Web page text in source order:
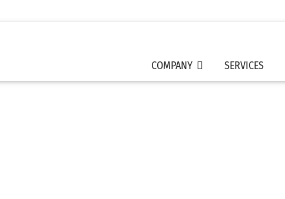
COMPANY SERVICES